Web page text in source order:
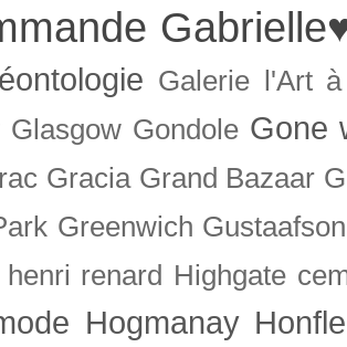
Galerie l'Art
Glasgow Gondole Gone
Gracia Grand Bazaar
Greenwich Gustaafson
henri renard Highgate
Hogmanay